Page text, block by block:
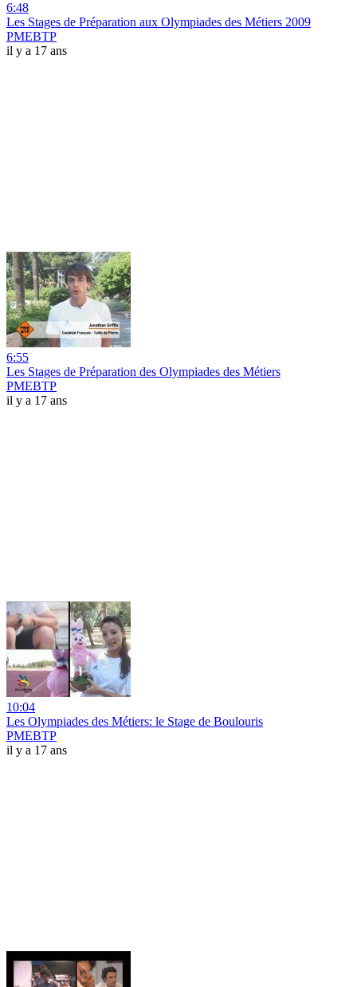
6:48
Les Stages de Préparation aux Olympiades des Métiers 2009
PMEBTP
il y a 17 ans
6:55
Les Stages de Préparation des Olympiades des Métiers
PMEBTP
il y a 17 ans
10:04
Les Olympiades des Métiers: le Stage de Boulouris
PMEBTP
il y a 17 ans